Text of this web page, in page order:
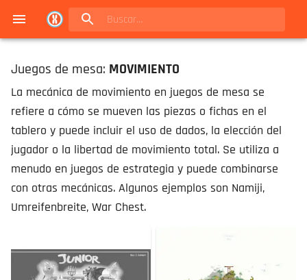
Juegos de mesa: MOVIMIENTO
La mecánica de movimiento en juegos de mesa se
refiere a cómo se mueven las piezas o fichas en el
tablero y puede incluir el uso de dados, la elección del
jugador o la libertad de movimiento total. Se utiliza a
menudo en juegos de estrategia y puede combinarse
con otras mecánicas. Algunos ejemplos son Namiji,
Umreifenbreite, War Chest.
Navigated to Juegos de mesa en Buenos Aires | Conexión Berlín - Catálogo